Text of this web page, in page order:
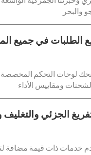
الطلبات في جميع
لوحات التحكم المخصصة
الجزئي
خدمات ذات قيمة مضافة